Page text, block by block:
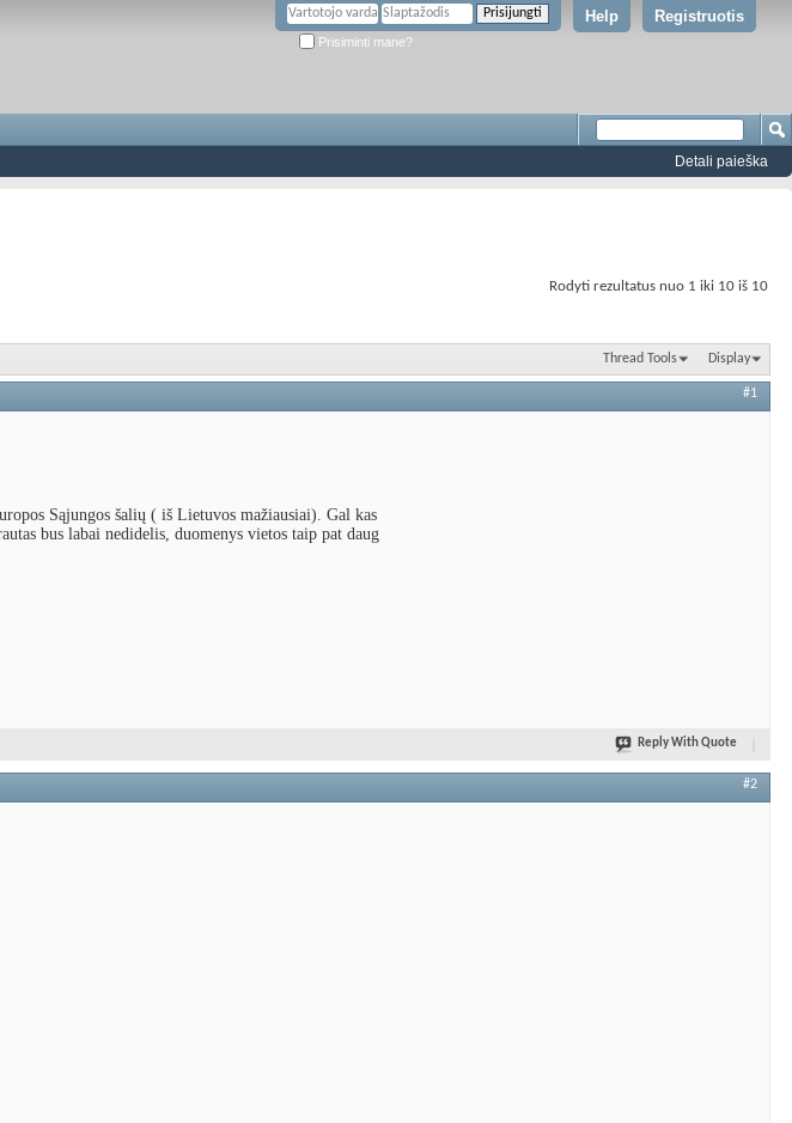
Registruotis
Help
Prisiminti mane?
Detali paieška
Rodyti rezultatus nuo 1 iki 10 iš 10
Thread Tools Display
#1
Sąjungos šalių ( iš Lietuvos mažiausiai). Gal kas
bus labai nedidelis, duomenys vietos taip pat daug
Reply With Quote
#2